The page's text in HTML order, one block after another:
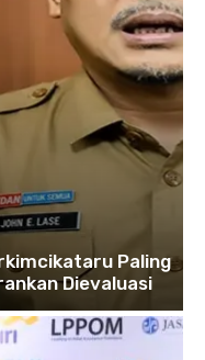
Paling
Dievaluasi